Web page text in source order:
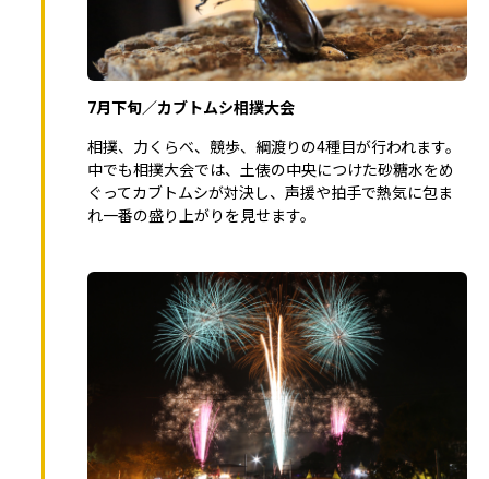
7月下旬／カブトムシ相撲大会
相撲、力くらべ、競歩、綱渡りの4種目が行われます。
中でも相撲大会では、土俵の中央につけた砂糖水をめ
ぐってカブトムシが対決し、声援や拍手で熱気に包ま
れ一番の盛り上がりを見せます。